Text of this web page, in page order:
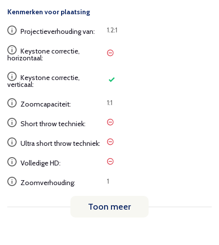
Kenmerken voor plaatsing
Projectieverhouding van: 1.2:1
Keystone correctie,
horizontaal:
Keystone correctie,
verticaal:
Zoomcapaciteit: 1:1
Short throw techniek:
Ultra short throw techniek:
Volledige HD:
Zoomverhouding: 1
Toon meer